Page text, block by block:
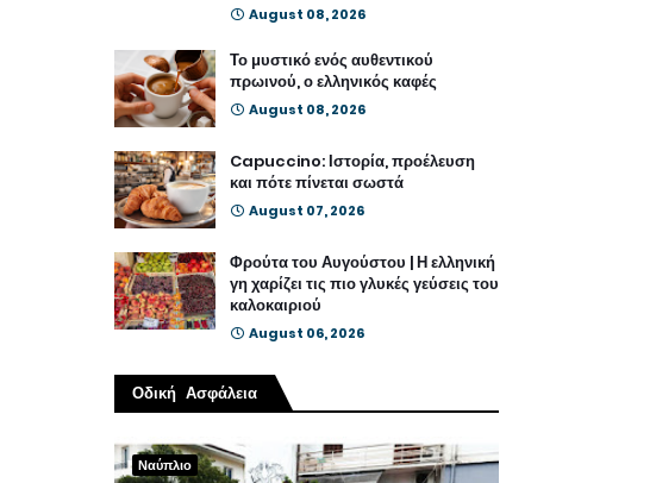
August 08, 2026
Το μυστικό ενός αυθεντικού
πρωινού, ο ελληνικός καφές
August 08, 2026
Capuccino: Ιστορία, προέλευση
και πότε πίνεται σωστά
August 07, 2026
Φρούτα του Αυγούστου | Η ελληνική
γη χαρίζει τις πιο γλυκές γεύσεις του
καλοκαιριού
August 06, 2026
Οδική Ασφάλεια
Ναύπλιο